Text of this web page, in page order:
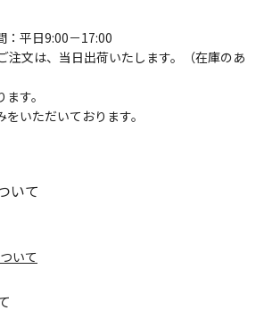
平日9:00－17:00
注文は、当日出荷いたします。（在庫のあ
す。
いただいております。
いて
いて